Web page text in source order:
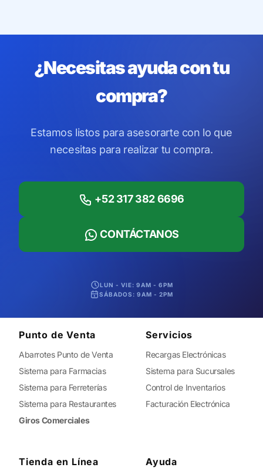
¿Necesitas ayuda con tu
compra?
Estamos listos para asesorarte con lo que
necesitas para realizar tu compra.
+52 317 382 6696
CONTÁCTANOS
LUN - VIE: 9AM - 6PM
SÁBADOS: 9AM - 2PM
Punto de Venta
Abarrotes Punto de Venta
Sistema para Farmacias
Sistema para Ferreterías
Sistema para Restaurantes
Giros Comerciales
Servicios
Recargas Electrónicas
Sistema para Sucursales
Control de Inventarios
Facturación Electrónica
Tienda en Línea Ayuda